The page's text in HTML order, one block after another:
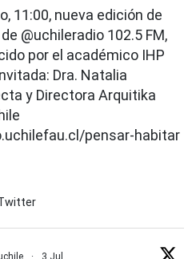
11:00, nueva edición de
@uchileradio 102.5 FM,
por el académico IHP
Dra. Natalia
y Directora Arquitika
pensar-habitar
· 3 Jul